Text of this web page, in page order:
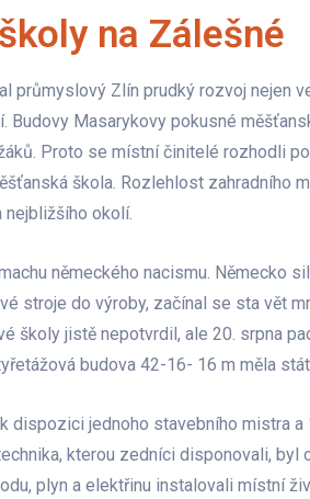
na Zálešné
průmyslový Zlín prudký rozvoj nejen
Masarykovy pokusné
Proto se místní činitelé rozhodli
škola. Rozlehlost zahradního
nejbližšího okolí.
německého nacismu. Německo
stroje do výroby, začínal se sta vět
školy jistě nepotvrdil, ale 20. srpna
budova 42-16- 16 m měla
dispozici jednoho stavebního mistra
kterou zedníci disponovali, byl
plyn a elektřinu instalovali místní